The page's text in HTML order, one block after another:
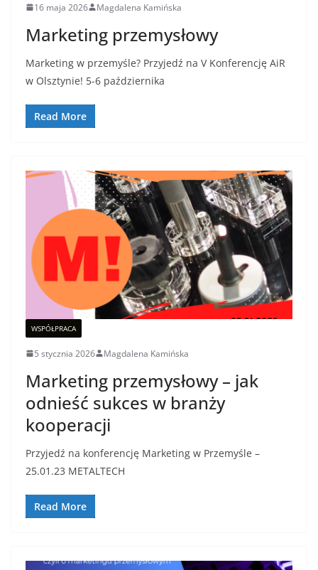
16 maja 2026 Magdalena Kamińska
Marketing przemysłowy
Marketing w przemyśle? Przyjedź na V Konferencję AiR
w Olsztynie! 5-6 października
Read More
WSPÓŁPRACA
5 stycznia 2026 Magdalena Kamińska
Marketing przemysłowy – jak
odnieść sukces w branży
kooperacji
Przyjedź na konferencję Marketing w Przemyśle –
25.01.23 METALTECH
Read More